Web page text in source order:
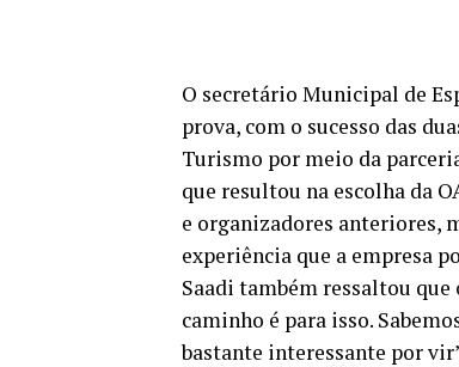
O secretário Municipal de
prova, com o sucesso das
Turismo por meio da
que resultou na escolha da
e organizadores anteriores,
experiência que a empresa
Saadi também ressaltou
caminho é para isso.
bastante interessante por